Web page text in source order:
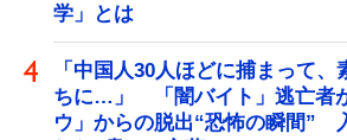
学」とは
「中国人30人ほどに捕まって
ちに…」 「闇バイト」逃亡者
ウ」からの脱出“恐怖の瞬間”